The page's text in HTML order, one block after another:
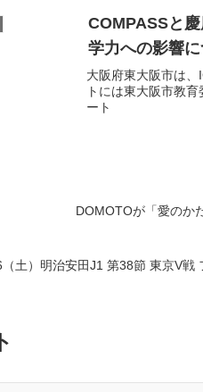
COMPASSと
学力への影響
大阪府東大阪市は
トには東大阪市教
ート
DOMOTOが「愛のか
（土）明治安田J1 第38節 東京V戦